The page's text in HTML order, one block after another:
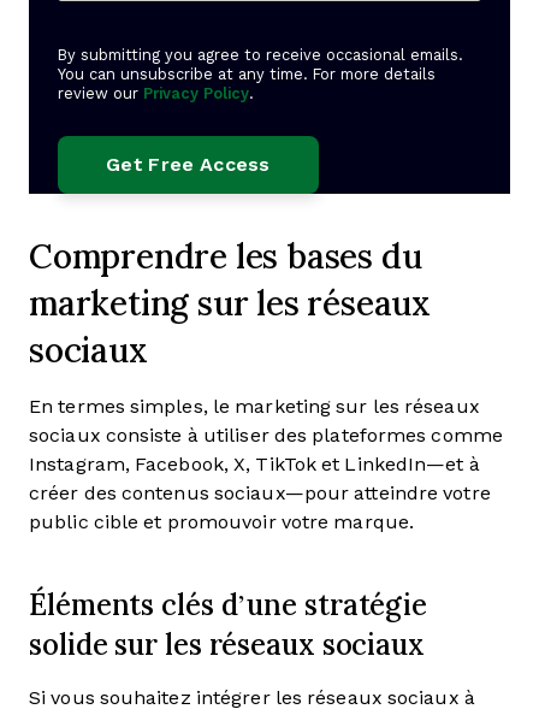
By submitting you agree to receive occasional emails.
You can unsubscribe at any time. For more details
review our Privacy Policy.
Comprendre les bases du
marketing sur les réseaux
sociaux
En termes simples, le marketing sur les réseaux
sociaux consiste à utiliser des plateformes comme
Instagram, Facebook, X, TikTok et LinkedIn—et à
créer des contenus sociaux—pour atteindre votre
public cible et promouvoir votre marque.
Éléments clés d’une stratégie
solide sur les réseaux sociaux
Si vous souhaitez intégrer les réseaux sociaux à